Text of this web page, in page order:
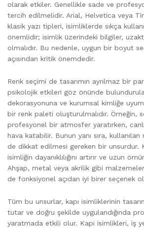
olarak etkiler. Genellikle sade ve
tercih edilmelidir. Arial, Helvetica veya
klasik yazı tipleri, isimliklerde sıkça
önemlidir; isimlik üzerindeki bilgiler,
olmalıdır. Bu nedenle, uygun bir boyut
açısından kritik önemdedir.
Renk seçimi de tasarımın ayrılmaz bir
psikolojik etkileri göz önünde
dekorasyonuna ve kurumsal kimliğe
bir renk paleti oluşturulmalıdır.
profesyonel bir atmosfer yaratırken,
hava katabilir. Bunun yanı sıra,
de dikkat edilmesi gereken bir unsurdur.
isimliğin dayanıklılığını artırır ve uzun
Ahşap, metal veya akrilik gibi
de fonksiyonel açıdan iyi birer seçenek
Tüm bu unsurlar, kapı isimliklerinin
tutar ve doğru şekilde uygulandığında
yaratmada etkili olur. Kapı isimlikleri, iş